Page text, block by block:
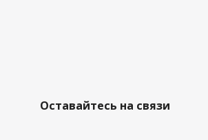
Оставайтесь на связи